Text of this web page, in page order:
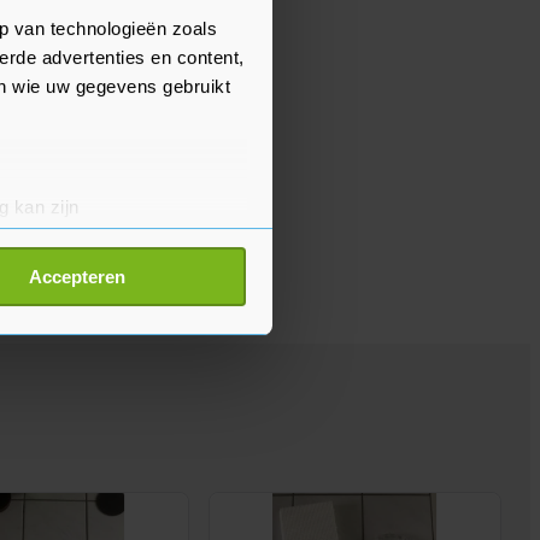
van technologieën zoals
advertenties en content,
wie uw gegevens gebruikt
kan zijn
detailgedeelte
Accepteren